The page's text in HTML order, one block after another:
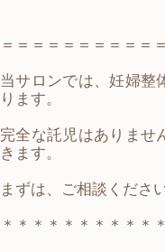
＝＝＝＝＝＝＝＝＝＝
当サロンでは、妊婦整
ります。
完全な託児はありませ
きます。
まずは、ご相談くださ
＊＊＊＊＊＊＊＊＊＊